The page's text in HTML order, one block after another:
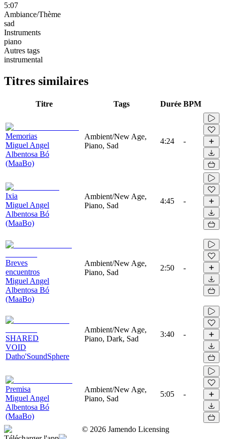
5:07
Ambiance/Thème
sad
Instruments
piano
Autres tags
instrumental
Titres similaires
Titre Tags Durée BPM
Memorias
Miguel Angel
Albentosa Bó
(MaaBo)
Ambient/New Age,
Piano, Sad
4:24 -
Ixia
Miguel Angel
Albentosa Bó
(MaaBo)
Ambient/New Age,
Piano, Sad
4:45 -
Breves
encuentros
Miguel Angel
Albentosa Bó
(MaaBo)
Ambient/New Age,
Piano, Sad
2:50 -
SHARED
VOID
Datho'SoundSphere
Ambient/New Age,
Piano, Dark, Sad
3:40 -
Premisa
Miguel Angel
Albentosa Bó
(MaaBo)
Ambient/New Age,
Piano, Sad
5:05 -
© 2026 Jamendo Licensing